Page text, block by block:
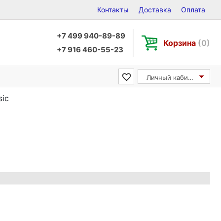
Контакты Доставка Оплата
+7 499 940-89-89
+7 916 460-55-23
Корзина (0)
Личный кабинет